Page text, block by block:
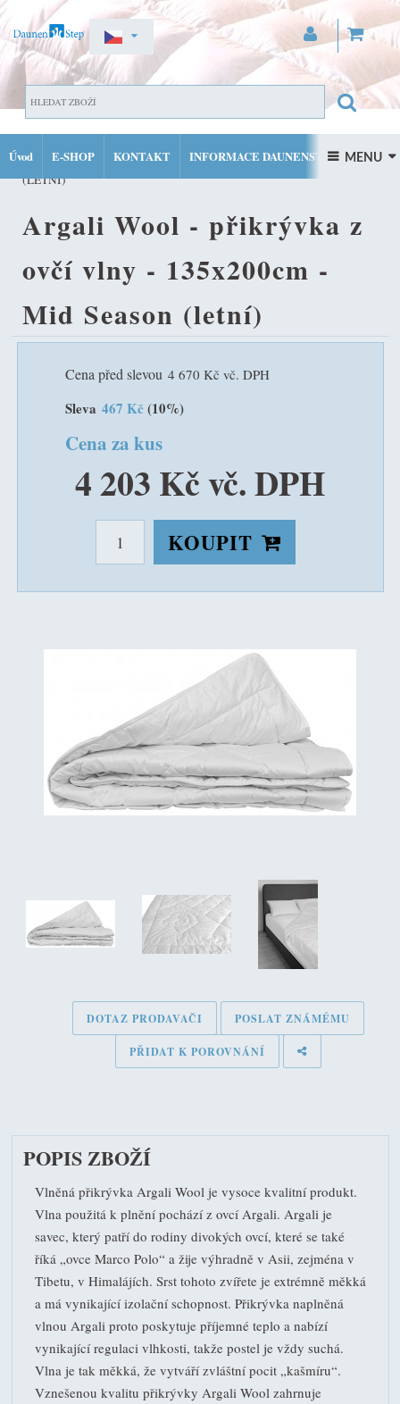
PŘIHLÁSIT SE
Úvod E-SHOP KONTAKT INFORMACE DAUNENSTEP MENU 
DOMŮ OSTATNÍ PRODUKTY DAUNENSTEP
ARGALI
WOOL - PŘIKRÝVKA Z OVČÍ VLNY - 135X200CM - MID SEASON
(LETNÍ)
Argali Wool - přikrývka z
ovčí vlny - 135x200cm -
Mid Season (letní)
Cena před slevou 4 670 Kč vč. DPH
Sleva 467 Kč (10%)
Cena za kus
4 203 Kč vč. DPH
KOUPIT
DOTAZ PRODAVAČI POSLAT ZNÁMÉMU
PŘIDAT K POROVNÁNÍ
POPIS ZBOŽÍ
Vlněná přikrývka Argali Wool je vysoce kvalitní produkt.
Vlna použitá k plnění pochází z ovcí Argali. Argali je
savec, který patří do rodiny divokých ovcí, které se také
říká „ovce Marco Polo“ a žije výhradně v Asii, zejména v
Tibetu, v Himalájích. Srst tohoto zvířete je extrémně měkká
a má vynikající izolační schopnost. Přikrývka naplněná
vlnou Argali proto poskytuje příjemné teplo a nabízí
vynikající regulaci vlhkosti, takže postel je vždy suchá.
Vlna je tak měkká, že vytváří zvláštní pocit „kašmíru“.
Vznešenou kvalitu přikrývky Argali Wool zahrnuje